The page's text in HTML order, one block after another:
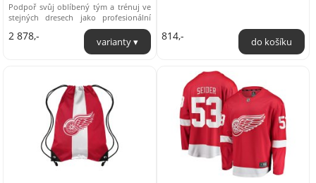
Podpoř svůj oblíbený tým a trénuj ve
stejných dresech jako profesionální
hokejisté. Nenech si ujít dres týmu ...
2 878,- 814,-